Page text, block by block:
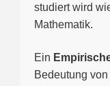
studiert wird
Mathematik.
Ein
Bedeutung